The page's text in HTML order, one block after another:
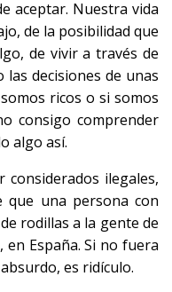
aceptar. Nuestra vida
de la posibilidad que
de vivir a través de
decisiones de unas
ricos o si somos
consigo comprender
algo así.
considerados ilegales,
que una persona con
rodillas a la gente de
España. Si no fuera
es ridículo.